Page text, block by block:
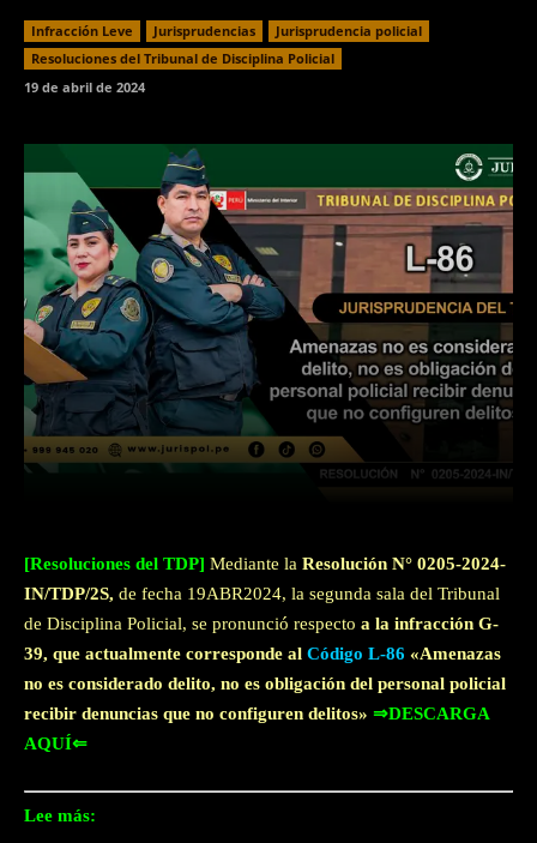
Infracción Leve Jurisprudencias
Jurisprudencia policial
Resoluciones del Tribunal de Disciplina Policial
19 de abril de 2024
WhatsApp
[Resoluciones del TDP] Mediante la Resolución N° 0205-2024-
IN/TDP/2S, de fecha 19ABR2024, la segunda sala del Tribunal
de Disciplina Policial, se pronunció respecto a la infracción G-
39, que actualmente corresponde al Código L-86 «Amenazas
no es considerado delito, no es obligación del personal policial
recibir denuncias que no configuren delitos» ⇒DESCARGA
AQUÍ⇐
Lee más: